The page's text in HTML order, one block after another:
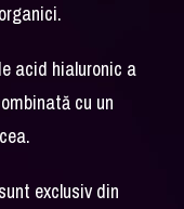
acid hialuronic a
cu un
exclusiv din